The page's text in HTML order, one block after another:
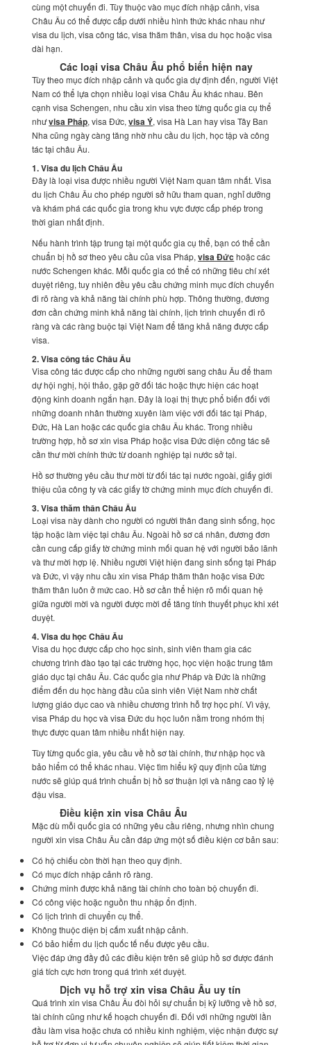
cùng một chuyến đi.Tùy thuộc vào mục đích nhập cảnh, visa
Châu Âu có thể được cấp dưới nhiều hình thức khác nhau như
visa du lịch, visa công tác, visa thăm thân, visa du học hoặc visa
dài hạn.
Các loại visa Châu Âu phổ biến hiện nay
Tùy theo mục đích nhập cảnh và quốc gia dự định đến, người Việt
Nam có thể lựa chọn nhiều loại visa Châu Âu khác nhau. Bên
cạnh visa Schengen, nhu cầu xin visa theo từng quốc gia cụ thể
nhưvisa Pháp, visa Đức,visa Ý, visa Hà Lan hay visa Tây Ban
Nha cũng ngày càng tăng nhờ nhu cầu du lịch, học tập và công
tác tại châu Âu.
1. Visa du lịch Châu Âu
Đây là loại visa được nhiều người Việt Nam quan tâm nhất. Visa
du lịch Châu Âu cho phép người sở hữu tham quan, nghỉ dưỡng
và khám phá các quốc gia trong khu vực được cấp phép trong
thời gian nhất định.
Nếu hành trình tập trung tại một quốc gia cụ thể, bạn có thể cần
chuẩn bị hồ sơ theo yêu cầu của visa Pháp,visa Đức hoặc các
nước Schengen khác. Mỗi quốc gia có thể có những tiêu chí xét
duyệt riêng, tuy nhiên đều yêu cầu chứng minh mục đích chuyến
đi rõ ràng và khả năng tài chính phù hợp. Thông thường, đương
đơn cần chứng minh khả năng tài chính, lịch trình chuyến đi rõ
ràng và các ràng buộc tại Việt Nam để tăng khả năng được cấp
visa.
2. Visa công tác Châu Âu
Visa công tác được cấp cho những người sang châu Âu để tham
dự hội nghị, hội thảo, gặp gỡ đối tác hoặc thực hiện các hoạt
động kinh doanh ngắn hạn. Đây là loại thị thực phổ biến đối với
những doanh nhân thường xuyên làm việc với đối tác tại Pháp,
Đức, Hà Lan hoặc các quốc gia châu Âu khác. Trong nhiều
trường hợp, hồ sơ xin visa Pháp hoặc visa Đức diện công tác sẽ
cần thư mời chính thức từ doanh nghiệp tại nước sở tại.
Hồ sơ thường yêu cầu thư mời từ đối tác tại nước ngoài, giấy giới
thiệu của công ty và các giấy tờ chứng minh mục đích chuyến đi.
3. Visa thăm thân Châu Âu
Loại visa này dành cho người có người thân đang sinh sống, học
tập hoặc làm việc tại châu Âu. Ngoài hồ sơ cá nhân, đương đơn
cần cung cấp giấy tờ chứng minh mối quan hệ với người bảo lãnh
và thư mời hợp lệ. Nhiều người Việt hiện đang sinh sống tại Pháp
và Đức, vì vậy nhu cầu xin visa Pháp thăm thân hoặc visa Đức
thăm thân luôn ở mức cao. Hồ sơ cần thể hiện rõ mối quan hệ
giữa người mời và người được mời để tăng tính thuyết phục khi xét
duyệt.
4. Visa du học Châu Âu
Visa du học được cấp cho học sinh, sinh viên tham gia các
chương trình đào tạo tại các trường học, học viện hoặc trung tâm
giáo dục tại châu Âu. Các quốc gia như Pháp và Đức là những
điểm đến du học hàng đầu của sinh viên Việt Nam nhờ chất
lượng giáo dục cao và nhiều chương trình hỗ trợ học phí. Vì vậy,
visa Pháp du học và visa Đức du học luôn nằm trong nhóm thị
thực được quan tâm nhiều nhất hiện nay.
Tùy từng quốc gia, yêu cầu về hồ sơ tài chính, thư nhập học và
bảo hiểm có thể khác nhau. Việc tìm hiểu kỹ quy định của từng
nước sẽ giúp quá trình chuẩn bị hồ sơ thuận lợi và nâng cao tỷ lệ
đậu visa.
Điều kiện xin visa Châu Âu
Mặc dù mỗi quốc gia có những yêu cầu riêng, nhưng nhìn chung
người xin visa Châu Âu cần đáp ứng một số điều kiện cơ bản sau:
Có hộ chiếu còn thời hạn theo quy định.
Có mục đích nhập cảnh rõ ràng.
Chứng minh được khả năng tài chính cho toàn bộ chuyến đi.
Có công việc hoặc nguồn thu nhập ổn định.
Có lịch trình di chuyển cụ thể.
Không thuộc diện bị cấm xuất nhập cảnh.
Có bảo hiểm du lịch quốc tế nếu được yêu cầu.
Việc đáp ứng đầy đủ các điều kiện trên sẽ giúp hồ sơ được đánh
giá tích cực hơn trong quá trình xét duyệt.
Dịch vụ hỗ trợ xin visa Châu Âu uy tín
Quá trình xin visa Châu Âu đòi hỏi sự chuẩn bị kỹ lưỡng về hồ sơ,
tài chính cũng như kế hoạch chuyến đi. Đối với những người lần
đầu làm visa hoặc chưa có nhiều kinh nghiệm, việc nhận được sự